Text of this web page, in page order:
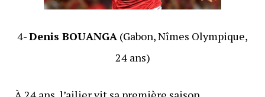
4-Denis BOUANGA (Gabon, Nîmes Olympique,
24 ans)